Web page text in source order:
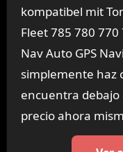
kompatibel mit
Fleet 785 780 770
Nav Auto GPS
simplemente haz
encuentra debajo
precio ahora